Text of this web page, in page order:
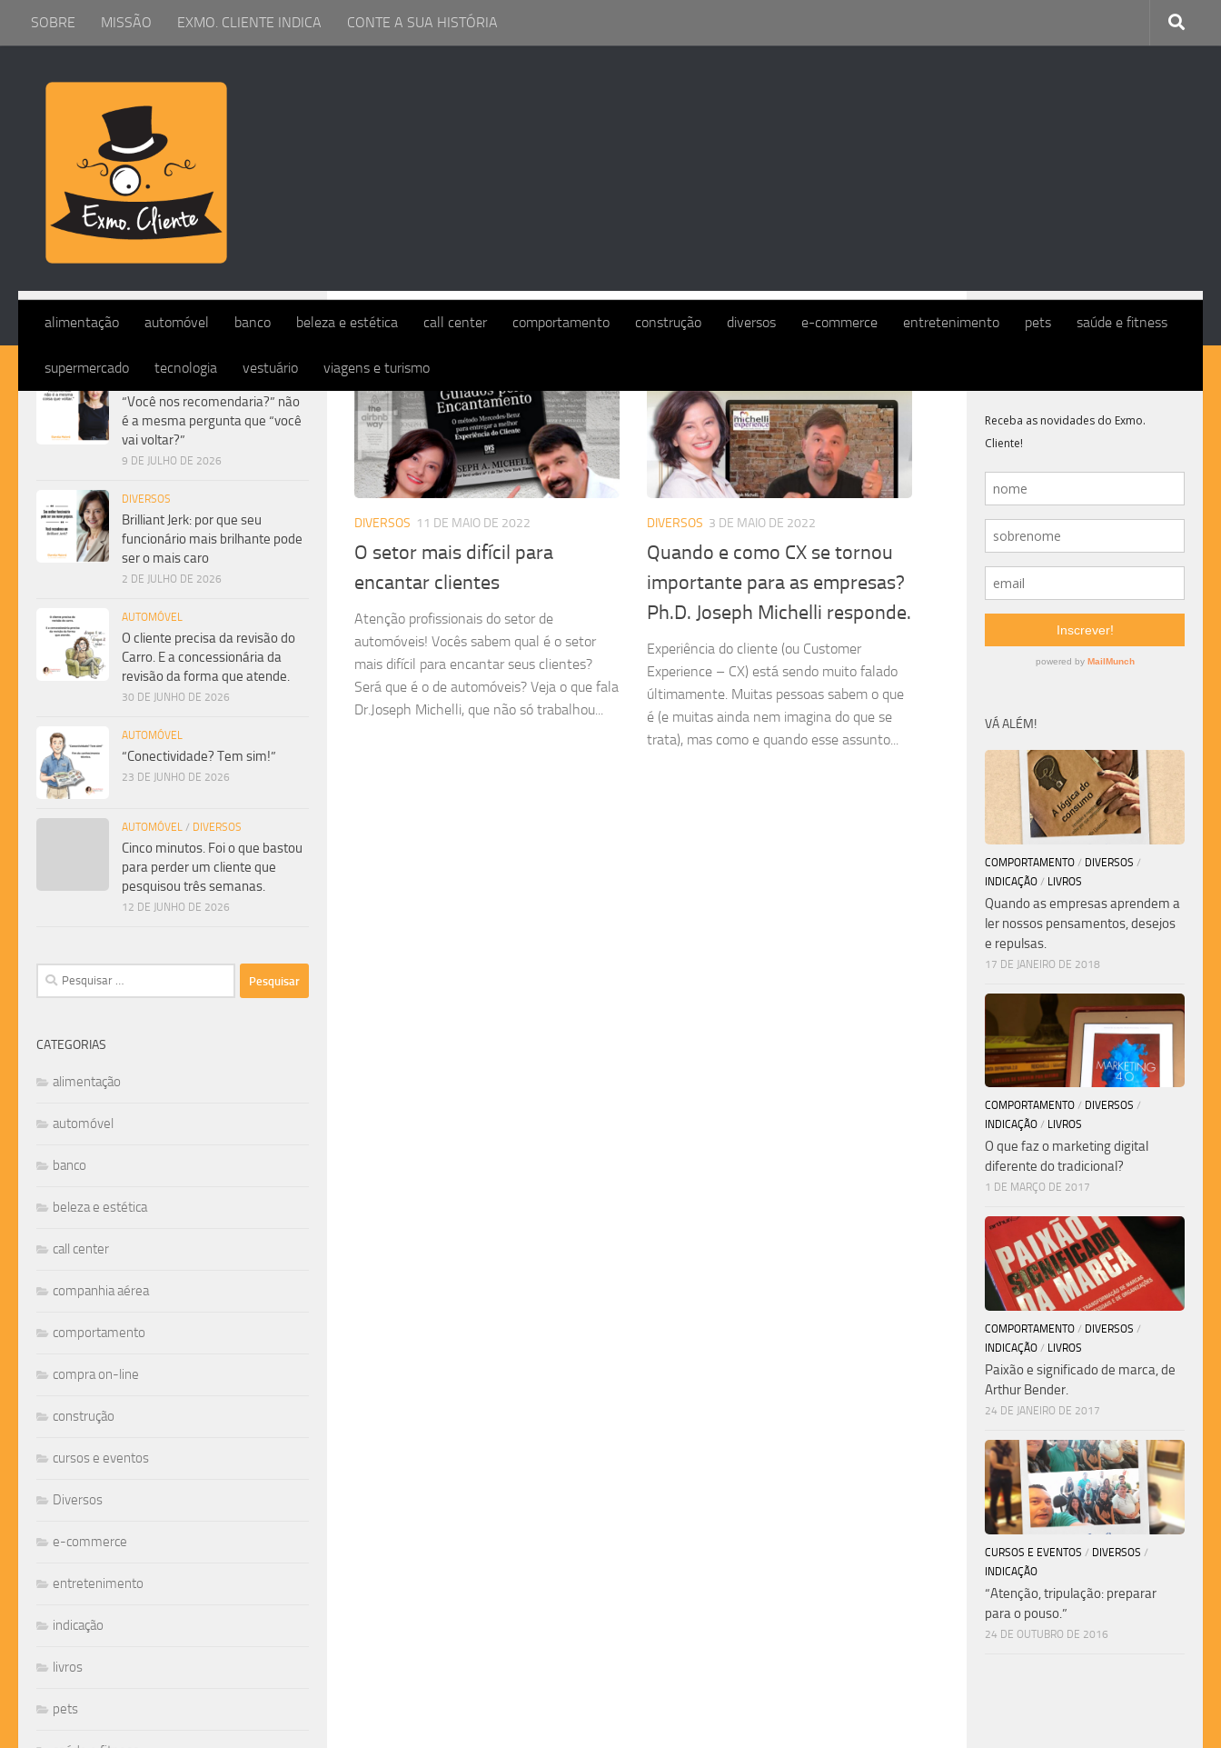
Skip to content
SOBRE MISSÃO EXMO. CLIENTE INDICA CONTE A SUA HISTÓRIA
alimentação automóvel banco beleza e estética call center comportamento construção diversos e-commerce entretenimento pets saúde e fitness
supermercado tecnologia vestuário viagens e turismo
ARQUIVO MENSAL: MAIO 2022
DIVERSOS 11 DE MAIO DE 2022
O setor mais difícil para
encantar clientes
Atenção profissionais do setor de
automóveis! Vocês sabem qual é o setor
mais difícil para encantar seus clientes?
Será que é o de automóveis? Veja o que fala
Dr.Joseph Michelli, que não só trabalhou...
DIVERSOS 3 DE MAIO DE 2022
Quando e como CX se tornou
importante para as empresas?
Ph.D. Joseph Michelli responde.
Experiência do cliente (ou Customer
Experience – CX) está sendo muito falado
últimamente. Muitas pessoas sabem o que
é (e muitas ainda nem imagina do que se
trata), mas como e quando esse assunto...
“Você nos recomendaria?” não
é a mesma pergunta que “você
vai voltar?”
9 DE JULHO DE 2026
DIVERSOS
Brilliant Jerk: por que seu
funcionário mais brilhante pode
ser o mais caro
2 DE JULHO DE 2026
AUTOMÓVEL
O cliente precisa da revisão do
Carro. E a concessionária da
revisão da forma que atende.
30 DE JUNHO DE 2026
AUTOMÓVEL
“Conectividade? Tem sim!”
23 DE JUNHO DE 2026
AUTOMÓVEL / DIVERSOS
Cinco minutos. Foi o que bastou
para perder um cliente que
pesquisou três semanas.
12 DE JUNHO DE 2026
Pesquisar
por:
CATEGORIAS
alimentação
automóvel
banco
beleza e estética
call center
companhia aérea
comportamento
compra on-line
construção
cursos e eventos
Diversos
e-commerce
entretenimento
indicação
livros
pets
CONTINUE COM O EXMO. CLIENTE
VÁ ALÉM!
COMPORTAMENTO / DIVERSOS /
INDICAÇÃO / LIVROS
Quando as empresas aprendem a
ler nossos pensamentos, desejos
e repulsas.
17 DE JANEIRO DE 2018
COMPORTAMENTO / DIVERSOS /
INDICAÇÃO / LIVROS
O que faz o marketing digital
diferente do tradicional?
1 DE MARÇO DE 2017
COMPORTAMENTO / DIVERSOS /
INDICAÇÃO / LIVROS
Paixão e significado de marca, de
Arthur Bender.
24 DE JANEIRO DE 2017
CURSOS E EVENTOS / DIVERSOS /
INDICAÇÃO
“Atenção, tripulação: preparar
para o pouso.”
24 DE OUTUBRO DE 2016